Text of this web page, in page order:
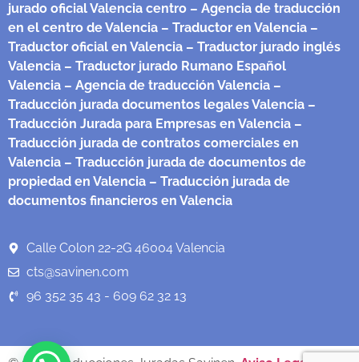
jurado oficial Valencia centro – Agencia de traducción
en el centro de Valencia – Traductor en Valencia –
Traductor oficial en Valencia – Traductor jurado inglés
Valencia – Traductor jurado Rumano Español
Valencia – Agencia de traducción Valencia –
Traducción jurada documentos legales Valencia –
Traducción Jurada para Empresas en Valencia –
Traducción jurada de contratos comerciales en
Valencia – Traducción jurada de documentos de
propiedad en Valencia – Traducción jurada de
documentos financieros en Valencia
Calle Colon 22-2G 46004 Valencia
cts@savinen.com
96 352 35 43 - 609 62 32 13